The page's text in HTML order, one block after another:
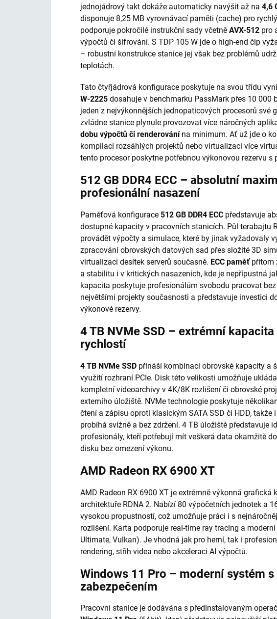
jednojádrový takt dokáže automaticky navýšit až na 4,6
disponuje 8,25 MB vyrovnávací paměti (cache) pro
podporuje pokročilé instrukční sady včetně AVX-512 pro
výpočtů či šifrování. S TDP 105 W jde o high-end čip
– robustní konstrukce stanice jej však bez problémů
teplotách.
Tato čtyřjádrová konfigurace poskytuje na svou třídu
W-2225 dosahuje v benchmarku PassMark přes 10 000
jeden z nejvýkonnějších jednopaticových procesorů své
zvládne stanice plynule provozovat více náročných
dobu výpočtů či renderovánína minimum. Ať už jde o
kompilaci rozsáhlých projek­tů nebo virtualizaci více
tento procesor poskytne potřebnou výkonovou rezervu s
512 GB DDR4 ECC – absolutní
profesionální nasazení
Paměťová konfigurace 512 GB DDR4 ECC představuje
dostupné kapacity v pracovních stanicích. Půl terabajtu
provádět výpočty a simulace, které by jinak vyžadovaly
zpracování obrovských datových sad přes složité 3D
virtualizaci desítek serverů současně. ECC paměťpřitom
a stabilitu i v kritických nasazeních, kde je nepřípustná
kapacita poskytuje profesionálům svobodu pracovat
největšími projekty současnosti a představuje investici
výkonové rezervy.
4 TB NVMe SSD – extrémní
rychlostí
4 TB NVMe SSD přináší kombinaci obrovské kapacity a
využití rozhraní PCIe. Disk této velikosti umožňuje
kompletní videoarchivy v 4K/8K rozlišení či obrovské
externího úložiště. NVMe technologie poskytuje
čtení a zápisu oproti klasickým SATA SSD či HDD, takže
probíhá svižně a bez zdržení. 4 TB úložiště představuje
profesionály, kteří potřebují mít veškerá data okamžitě
disku bez omezení výkonu.
AMD Radeon RX 6900 XT
AMD Radeon RX 6900 XT je extrémně výkonná grafická
architektuře RDNA 2. Nabízí 80 výpočetních jednotek a
vysokou propustností, což umožňuje práci i s
rozlišení. Karta podporuje real-time ray tracing a moderní
Ultimate, Vulkan). Je vhodná jak pro herní, tak i
rendering, střih videa nebo akceleraci AI výpočtů.
Windows 11 Pro – moderní systém
zabezpečením
Pracovní stanice je dodávána s předinstalovaným